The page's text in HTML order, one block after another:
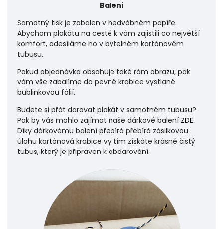
Balení
Samotný tisk je zabalen v hedvábném papíře.
Abychom plakátu na cestě k vám zajistili co největší
komfort, odesíláme ho v bytelném kartónovém
tubusu.
Pokud objednávka obsahuje také rám obrazu, pak
vám vše zabalíme do pevné krabice vystlané
bublinkovou fólií.
Budete si přát darovat plakát v samotném tubusu?
Pak by vás mohlo zajímat naše dárkové balení ZDE.
Díky dárkovému balení přebírá přebírá zásilkovou
úlohu kartónová krabice vy tím získáte krásně čistý
tubus, který je připraven k obdarování.